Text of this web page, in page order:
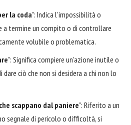
la coda": Indica l'impossibilità o
termine un compito o di controllare
volubile o problematica.
": Significa compiere un'azione inutile o
dare ciò che non si desidera a chi non lo
scappano dal paniere": Riferito a un
segnale di pericolo o difficoltà, si